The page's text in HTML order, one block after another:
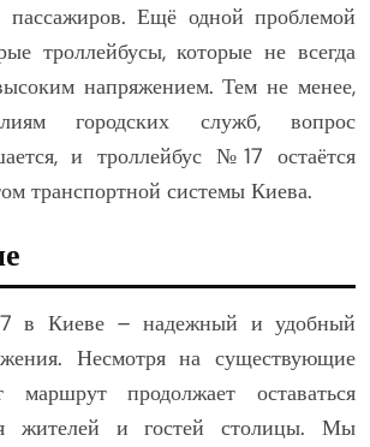
пассажиров. Ещё одной проблемой
троллейбусы, которые не всегда
напряжением. Тем не менее,
городских служб, вопрос
и троллейбус №17 остаётся
транспортной системы Киева.
в Киеве – надежный и удобный
Несмотря на существующие
маршрут продолжает оставаться
жителей и гостей столицы. Мы